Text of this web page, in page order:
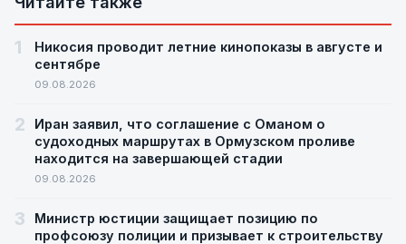
1
Никосия проводит летние кинопоказы в августе и
сентябре
09.08.2026
2
Иран заявил, что соглашение с Оманом о
судоходных маршрутах в Ормузском проливе
находится на завершающей стадии
09.08.2026
3
Министр юстиции защищает позицию по
профсоюзу полиции и призывает к строительству